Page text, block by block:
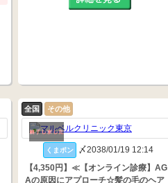
全国 その他
くまポン
〆2038/01/19 12:14
【4,350円】≪【オンライン診療】AG
Aの原因にアプローチ☆髪の毛のヘア